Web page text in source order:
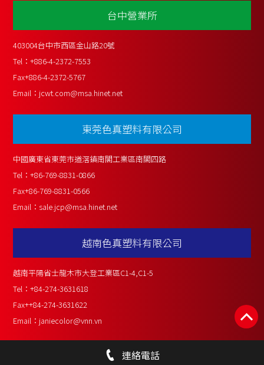
台中營業所
403004台中市西區金山路20號
Tel：+886-4-2372-7553
Fax+886-4-2372-5767
Email： jcwt.com@msa.hinet.net
東莞色真塑料有限公司
中國廣東省東莞市道滘鎮南閣工業區南閣四路
Tel：+86-769-8831-0866
Fax+86-769-8831-0566
Email： sale.jcp@msa.hinet.net
越南色真塑料有限公司
越南平陽省士龍木市大登工業區C1-4,C1-5
Tel：+84-274-3631618
Fax++84-274-3631622
Email： janiecolor@vnn.vn
連絡電話